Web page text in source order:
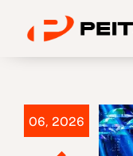
inhoud
06, 2026